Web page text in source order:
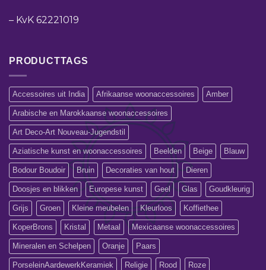
– KvK 62221019
PRODUCTTAGS
Accessoires uit India Afrikaanse woonaccessoires Amber
Arabische en Marokkaanse woonaccessoires
Art Deco-Art Nouveau-Jugendstil
Aziatische kunst en woonaccessoires Beelden Beige Blauw
Bodour Boudoir Bruin Decoraties van hout Dieren
Doosjes en blikken Europese kunst Geel Glas Goudkleurig
Grijs Groen Kleine meubelen Kleurloos Koffiethee
KoperBrons Kristal Metaal Mexicaanse woonaccessoires
Mineralen en Schelpen Oranje Paars
PorseleinAardewerkKeramiek Religie Rood Roze